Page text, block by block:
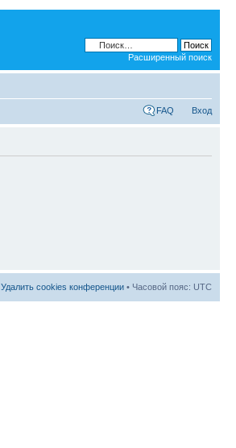
Расширенный поиск
FAQ Вход
Удалить cookies конференции • Часовой пояс: UTC